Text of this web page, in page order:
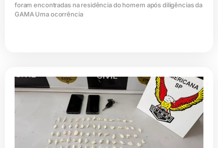
foram encontradas na residência do homem após diligências da
GAMA Uma ocorrência